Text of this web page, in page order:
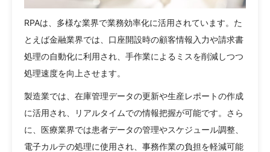
RPAは、多様な業界で業務効率化に活用されています。た
とえば金融業界では、口座開設時の顧客情報入力や請求書
処理の自動化に利用され、手作業によるミスを削減しつつ
処理速度を向上させます。
製造業では、在庫管理データの更新や生産レポートの作成
に活用され、リアルタイムでの情報把握が可能です。さら
に、医療業界では患者データの管理やスケジュール調整、
電子カルテの処理に使用され、事務作業の負担を軽減可能